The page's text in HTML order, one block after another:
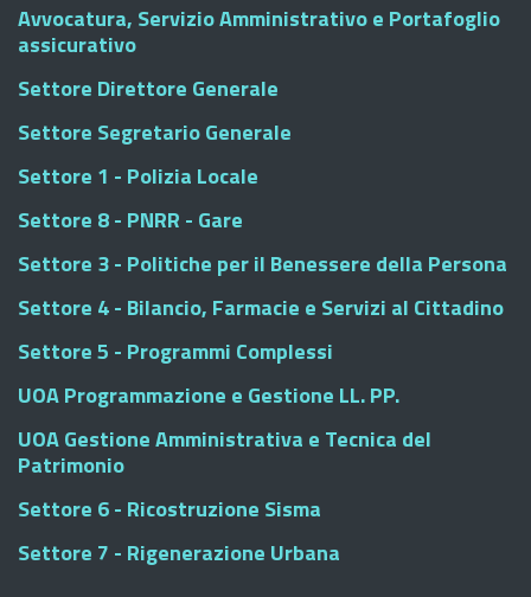
Avvocatura, Servizio Amministrativo e Portafoglio
assicurativo
Settore Direttore Generale
Settore Segretario Generale
Settore 1 - Polizia Locale
Settore 8 - PNRR - Gare
Settore 3 - Politiche per il Benessere della Persona
Settore 4 - Bilancio, Farmacie e Servizi al Cittadino
Settore 5 - Programmi Complessi
UOA Programmazione e Gestione LL. PP.
UOA Gestione Amministrativa e Tecnica del
Patrimonio
Settore 6 - Ricostruzione Sisma
Settore 7 - Rigenerazione Urbana